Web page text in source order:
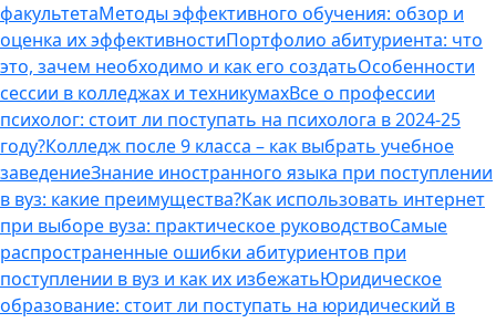
факультетаМетоды эффективного обучения: обзор и
оценка их эффективностиПортфолио абитуриента: что
это, зачем необходимо и как его создатьОсобенности
сессии в колледжах и техникумахВсе о профессии
психолог: стоит ли поступать на психолога в 2024-25
году?Колледж после 9 класса – как выбрать учебное
заведениеЗнание иностранного языка при поступлении
в вуз: какие преимущества?Как использовать интернет
при выборе вуза: практическое руководствоСамые
распространенные ошибки абитуриентов при
поступлении в вуз и как их избежатьЮридическое
образование: стоит ли поступать на юридический в